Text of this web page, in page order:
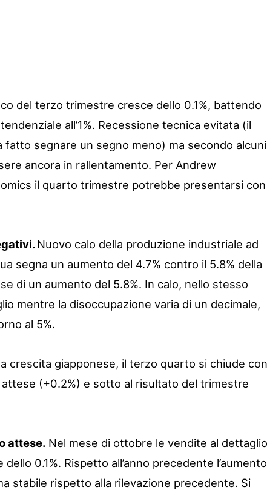
del terzo trimestre cresce dello 0.1%, battendo
all’1%. Recessione tecnica evitata (il
segnare un segno meno) ma secondo alcuni
ancora in rallentamento. Per Andrew
il quarto trimestre potrebbe presentarsi con
Nuovo calo della produzione industriale ad
segna un aumento del 4.7% contro il 5.8% della
di un aumento del 5.8%. In calo, nello stesso
mentre la disoccupazione varia di un decimale,
al 5%.
crescita giapponese, il terzo quarto si chiude con
(+0.2%) e sotto al risultato del trimestre
attese. Nel mese di ottobre le vendite al dettaglio
0.1%. Rispetto all’anno precedente l’aumento
stabile rispetto alla rilevazione precedente. Si